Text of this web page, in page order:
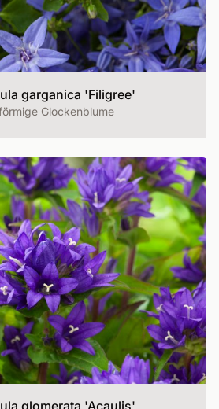
garganica 'Filigree'
Glockenblume
glomerata 'Acaulis'